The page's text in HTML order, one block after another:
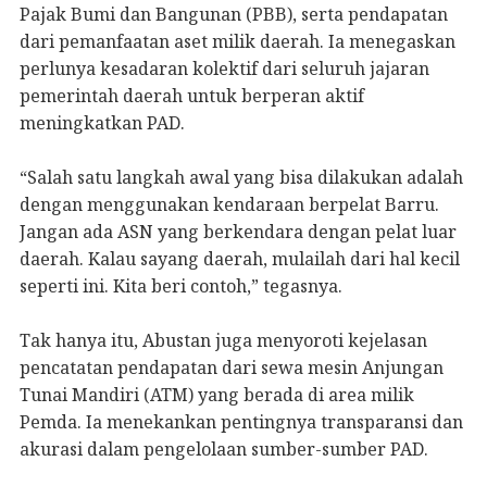
Pajak Bumi dan Bangunan (PBB), serta pendapatan
dari pemanfaatan aset milik daerah. Ia menegaskan
perlunya kesadaran kolektif dari seluruh jajaran
pemerintah daerah untuk berperan aktif
meningkatkan PAD.
“Salah satu langkah awal yang bisa dilakukan adalah
dengan menggunakan kendaraan berpelat Barru.
Jangan ada ASN yang berkendara dengan pelat luar
daerah. Kalau sayang daerah, mulailah dari hal kecil
seperti ini. Kita beri contoh,” tegasnya.
Tak hanya itu, Abustan juga menyoroti kejelasan
pencatatan pendapatan dari sewa mesin Anjungan
Tunai Mandiri (ATM) yang berada di area milik
Pemda. Ia menekankan pentingnya transparansi dan
akurasi dalam pengelolaan sumber-sumber PAD.